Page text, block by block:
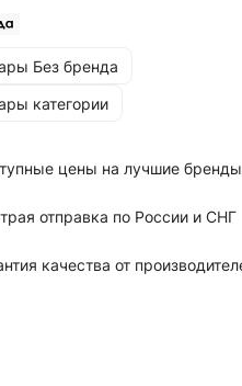
Без бренда
категории
цены на лучшие бренды
отправка по России и СНГ
качества от